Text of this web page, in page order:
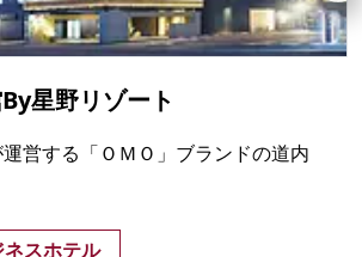
星野リゾート
営する「ＯＭＯ」ブランドの道内
スホテル